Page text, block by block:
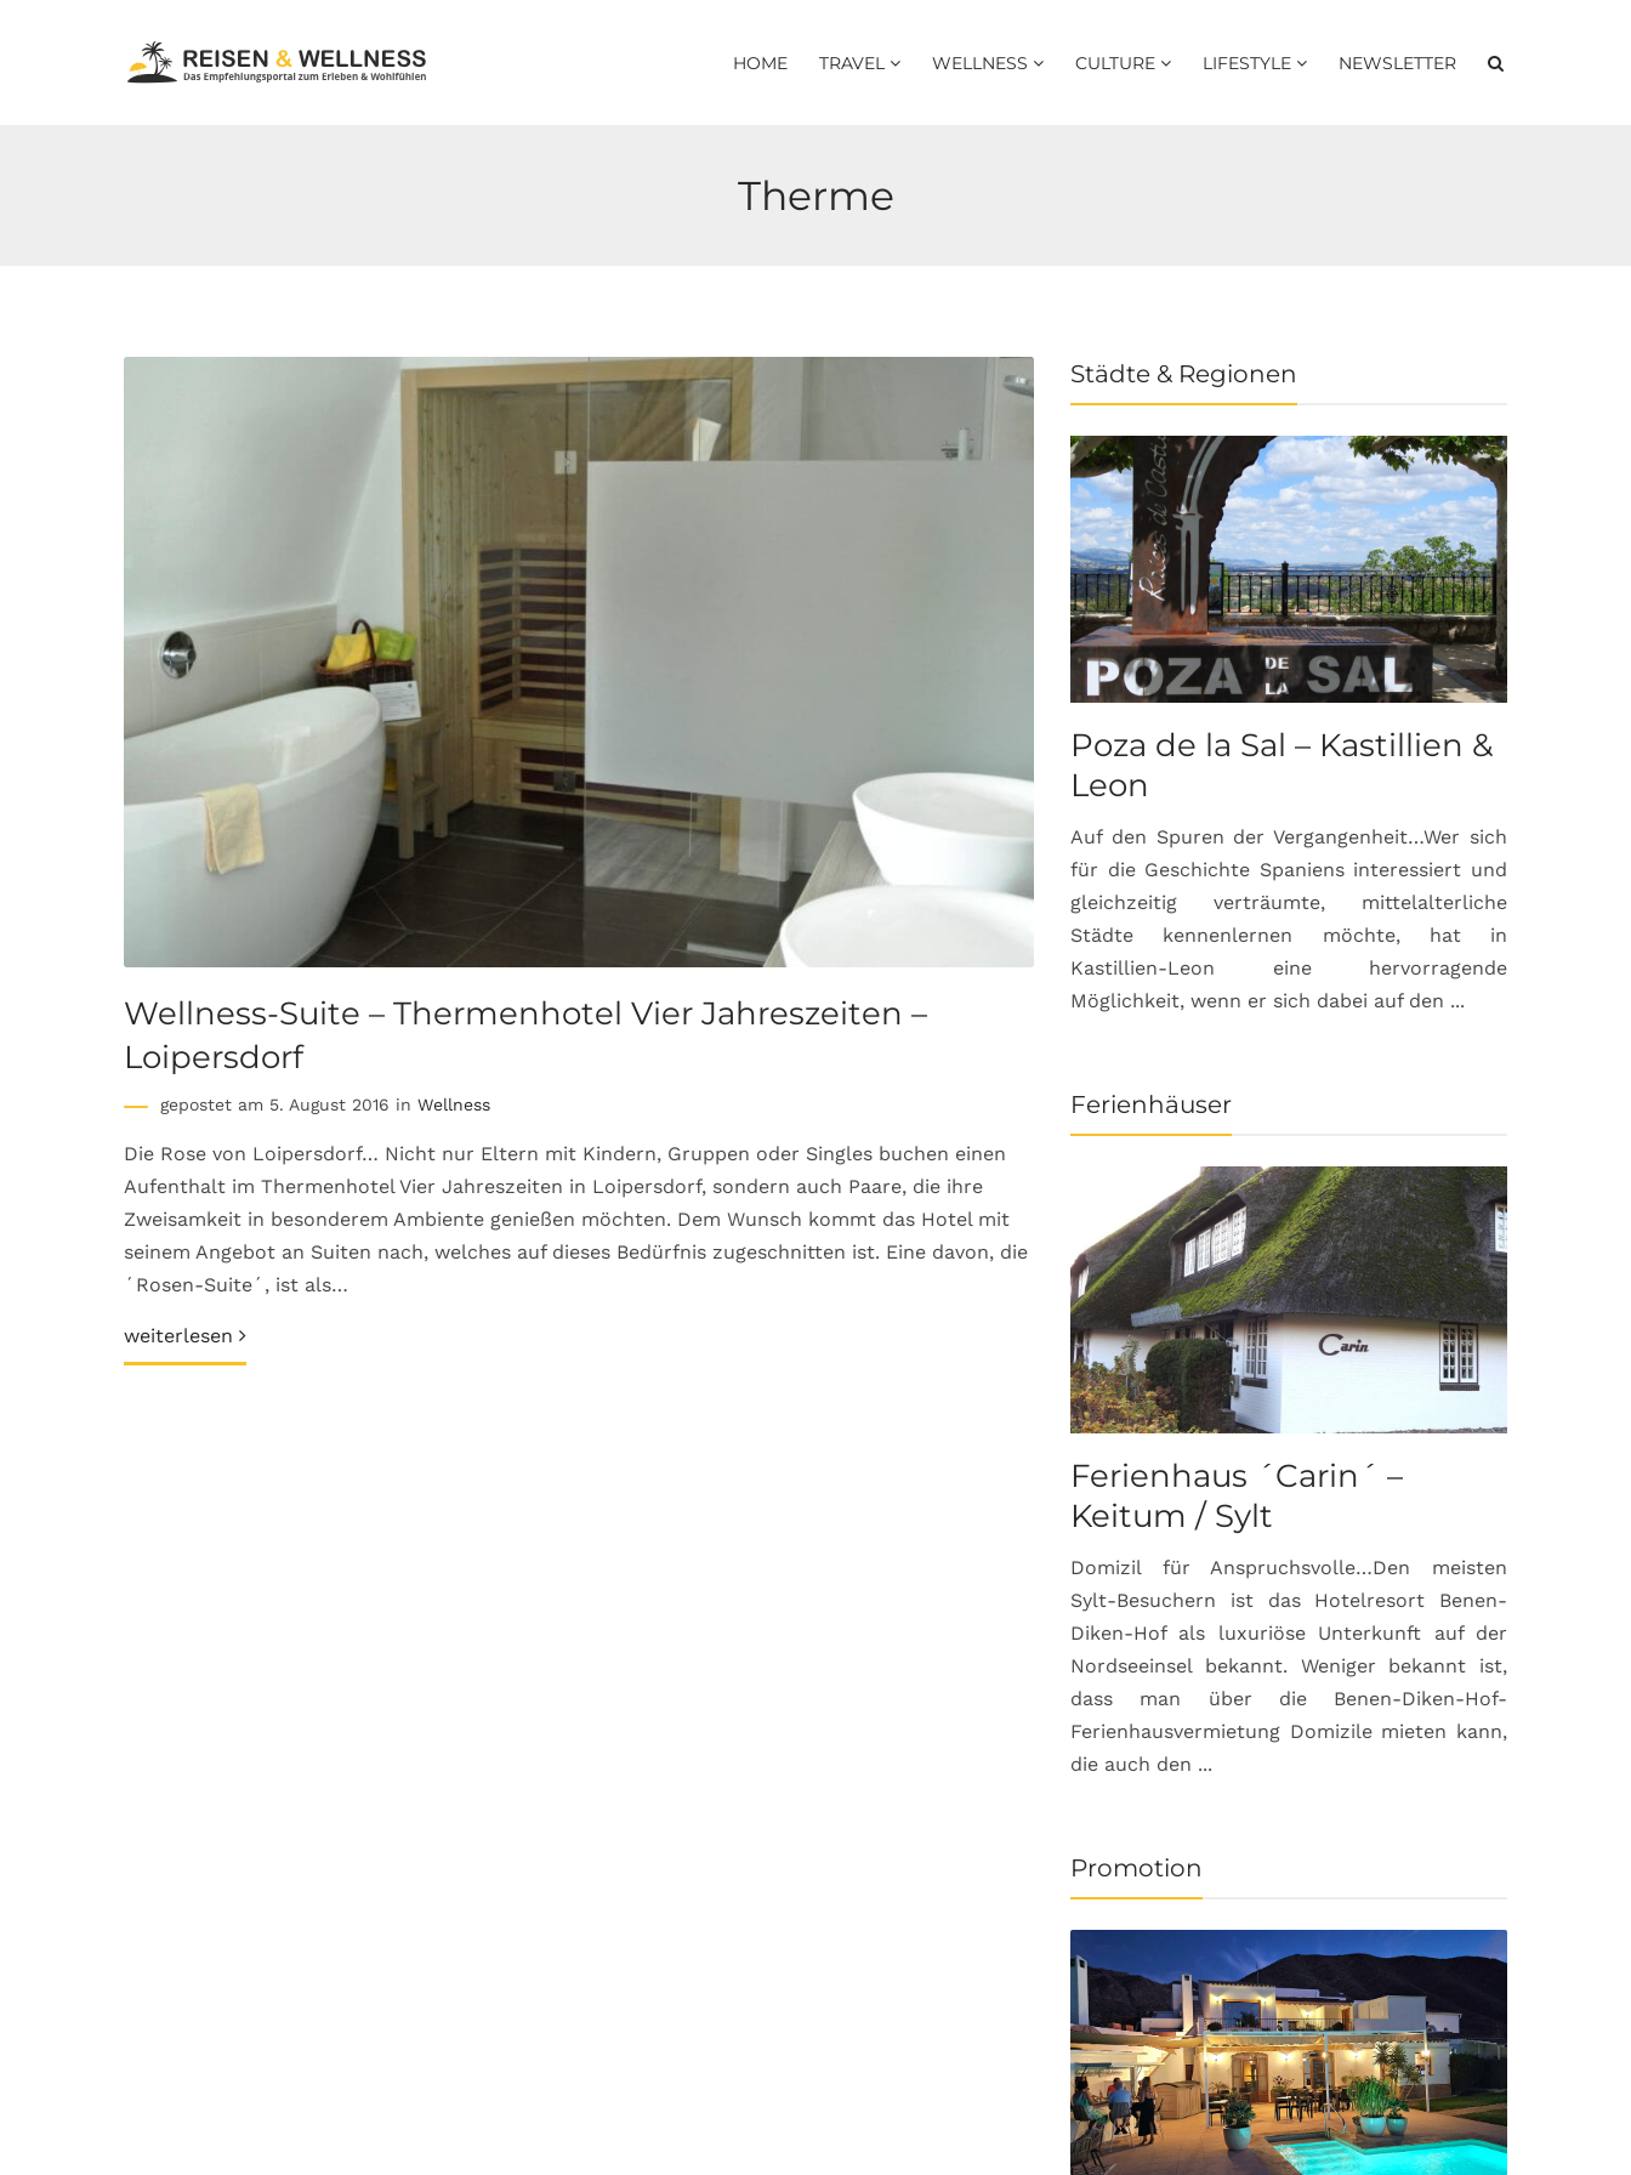
HOME TRAVEL WELLNESS CULTURE LIFESTYLE NEWSLETTER
Therme
Wellness-Suite – Thermenhotel Vier Jahreszeiten –
Loipersdorf
gepostet am 5. August 2016 in Wellness
Die Rose von Loipersdorf… Nicht nur Eltern mit Kindern, Gruppen oder Singles buchen einen
Aufenthalt im Thermenhotel Vier Jahreszeiten in Loipersdorf, sondern auch Paare, die ihre
Zweisamkeit in besonderem Ambiente genießen möchten. Dem Wunsch kommt das Hotel mit
seinem Angebot an Suiten nach, welches auf dieses Bedürfnis zugeschnitten ist. Eine davon, die
´Rosen-Suite´, ist als…
weiterlesen
Städte & Regionen
Poza de la Sal – Kastillien &
Leon
Auf den Spuren der Vergangenheit…Wer sich
für die Geschichte Spaniens interessiert und
gleichzeitig verträumte, mittelalterliche
Städte kennenlernen möchte, hat in
Kastillien-Leon eine hervorragende
Möglichkeit, wenn er sich dabei auf den ...
Ferienhäuser
Ferienhaus ´Carin´ –
Keitum / Sylt
Domizil für Anspruchsvolle…Den meisten
Sylt-Besuchern ist das Hotelresort Benen-
Diken-Hof als luxuriöse Unterkunft auf der
Nordseeinsel bekannt. Weniger bekannt ist,
dass man über die Benen-Diken-Hof-
Ferienhausvermietung Domizile mieten kann,
die auch den ...
Promotion